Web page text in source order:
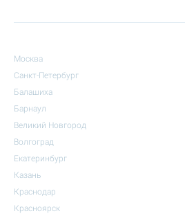
Москва
Санкт-Петербург
Балашиха
Барнаул
Великий Новгород
Волгоград
Екатеринбург
Казань
Краснодар
Красноярск